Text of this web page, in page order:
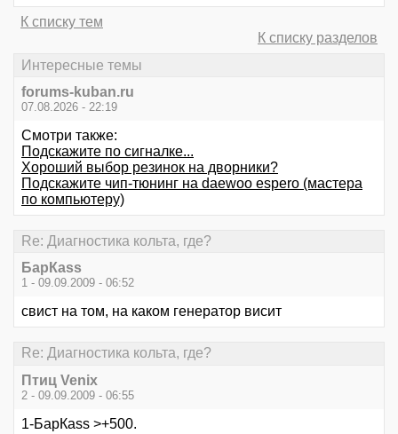
К списку тем
К списку разделов
Интересные темы
forums-kuban.ru
07.08.2026 - 22:19
Смотри также:
Подскажите по сигналке...
Хороший выбор резинок на дворники?
Подскажите чип-тюнинг на daewoo espero (мастера
по компьютеру)
Re: Диагностика кольта, где?
БарКаss
1 - 09.09.2009 - 06:52
свист на том, на каком генератор висит
Re: Диагностика кольта, где?
Птиц Venix
2 - 09.09.2009 - 06:55
1-БарКаss >+500.